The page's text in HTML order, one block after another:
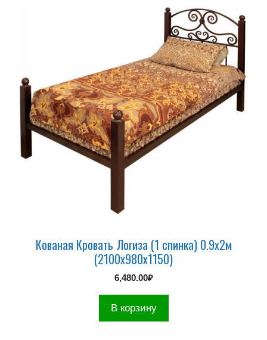
Кованая Кровать Логиза (1 cпинка) 0.9х2м
(2100х980х1150)
6,480.00₽
В корзину